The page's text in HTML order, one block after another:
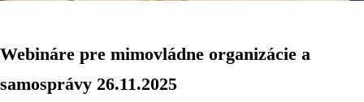
Webináre pre mimovládne organizácie a
samosprávy 26.11.2025